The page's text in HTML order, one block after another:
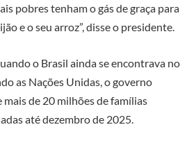
pobres tenham o gás de graça para
e o seu arroz”, disse o presidente.
o Brasil ainda se encontrava no
as Nações Unidas, o governo
de 20 milhões de famílias
até dezembro de 2025.